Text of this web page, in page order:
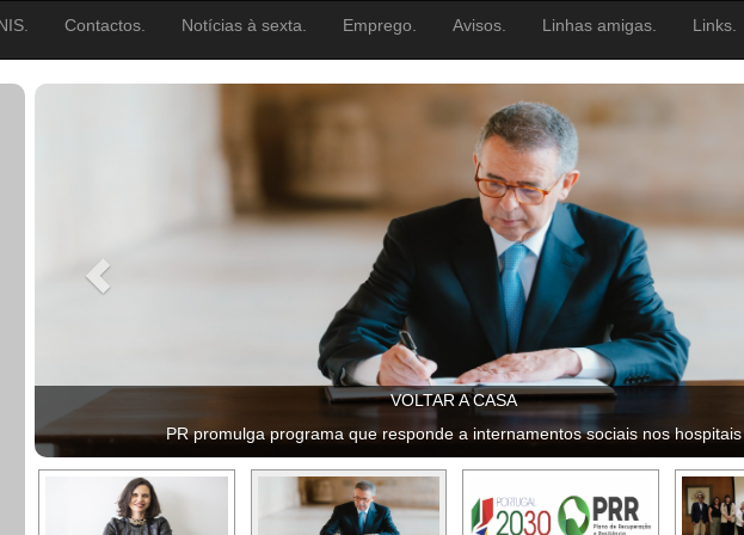
Contactos. Notícias à sexta. Emprego. Avisos. Linhas amigas. Links.
VOLTAR A CASA
PR promulga programa que responde a internamentos sociais nos hospitais